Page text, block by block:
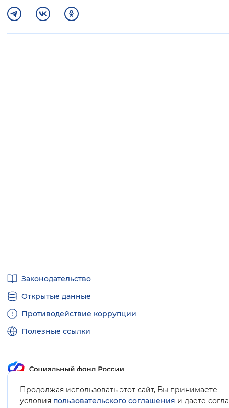
Продолжая использовать этот сайт, Вы принимаете
условия пользовательского соглашения и даёте
ссылкиЗаконодательство
Открытые данные
Противодействие коррупции
Полезные ссылки
Карта сайта